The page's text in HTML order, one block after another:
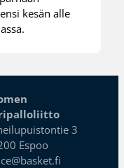
kesän alle
3
Espoo